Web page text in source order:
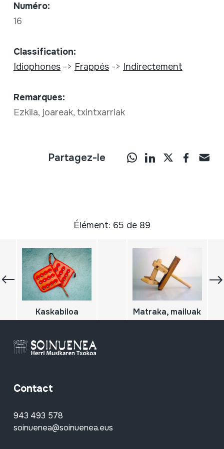
Numéro:
16
Classification:
Idiophones-> Frappés-> Indirectement
Remarques:
Ezkila, joareak, txintxarriak
Partagez-le
Élément: 65 de 89
Kaskabiloa Matraka, mailuak
Contact
943 493 578
soinuenea@soinuenea.eus